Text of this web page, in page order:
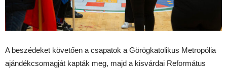
A beszédeket követően a csapatok a Görögkatolikus Metropólia
ajándékcsomagját kapták meg, majd a kisvárdai Református